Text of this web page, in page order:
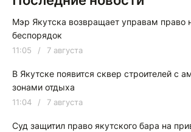
Мэр Якутска возвращает управам право
беспорядок
11:05 / 7 августа
В Якутске появится сквер строителей с
зонами отдыха
11:04 / 7 августа
Суд защитил право якутского бара на